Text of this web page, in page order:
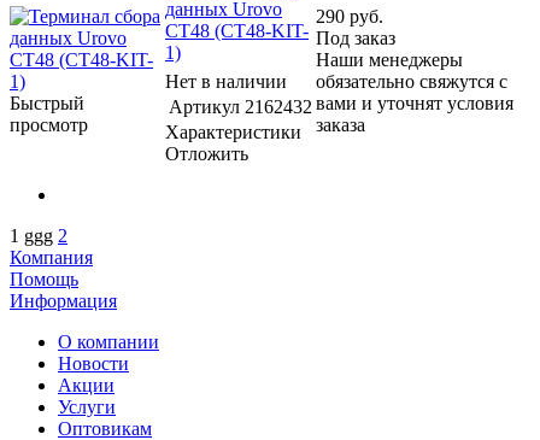
Быстрый
просмотр
данных Urovo
CT48 (CT48-KIT-
1)
Нет в наличии
Артикул 2162432
Характеристики
Отложить
290 руб.
Под заказ
Наши менеджеры
обязательно свяжутся с
вами и уточнят условия
заказа
1 ggg 2
Компания
Помощь
Информация
О компании
Новости
Акции
Услуги
Оптовикам